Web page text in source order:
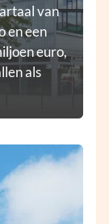
van
en een
euro,
als